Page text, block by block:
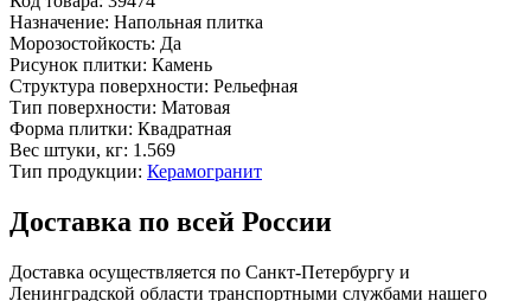
Назначение: Напольная плитка
Морозостойкость: Да
Рисунок плитки: Камень
Структура поверхности: Рельефная
Тип поверхности: Матовая
Форма плитки: Квадратная
Вес штуки, кг: 1.569
Тип продукции: Керамогранит
Доставка по всей России
Доставка осуществляется по Санкт-Петербургу и
Ленинградской области транспортными службами нашего